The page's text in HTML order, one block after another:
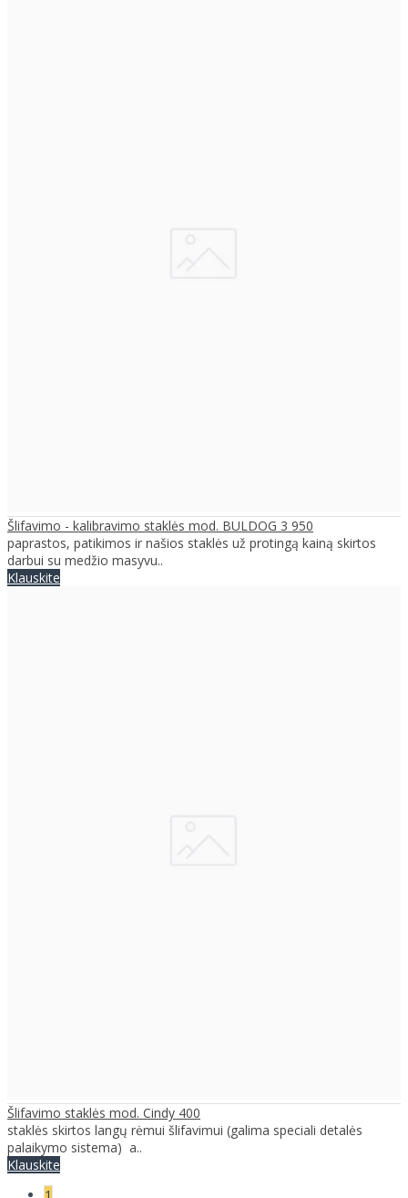
Šlifavimo - kalibravimo staklės mod. BULDOG 3 950
paprastos, patikimos ir našios staklės už protingą kainą skirtos
darbui su medžio masyvu..
Klauskite
Šlifavimo staklės mod. Cindy 400
staklės skirtos langų rėmui šlifavimui (galima speciali detalės
palaikymo sistema) a..
Klauskite